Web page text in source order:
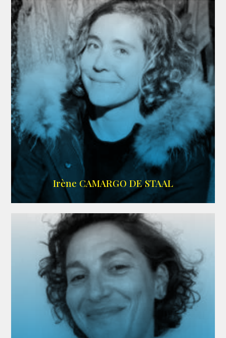
ALLOCINE
Irène CAMARGO DE STAAL